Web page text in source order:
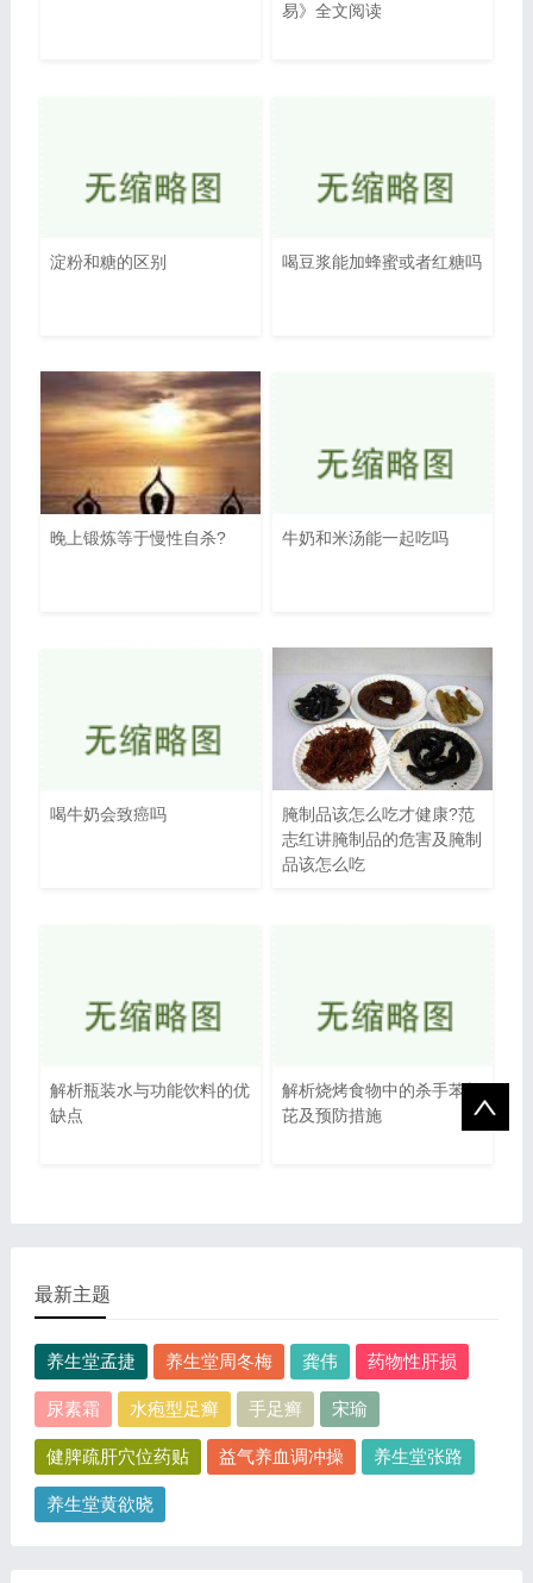
易》全文阅读
淀粉和糖的区别 喝豆浆能加蜂蜜或者红糖吗
晚上锻炼等于慢性自杀? 牛奶和米汤能一起吃吗
喝牛奶会致癌吗
腌制品该怎么吃才健康?范
志红讲腌制品的危害及腌制
品该怎么吃
解析瓶装水与功能饮料的优
缺点
解析烧烤食物中的杀手苯并
芘及预防措施
最新主题
养生堂孟捷 养生堂周冬梅 龚伟 药物性肝损
尿素霜 水疱型足癣 手足癣 宋瑜
健脾疏肝穴位药贴 益气养血调冲操 养生堂张路
养生堂黄欲晓